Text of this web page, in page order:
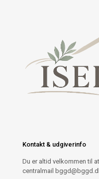
Kontakt & udgiverinfo
Du er altid velkommen til
centralmail